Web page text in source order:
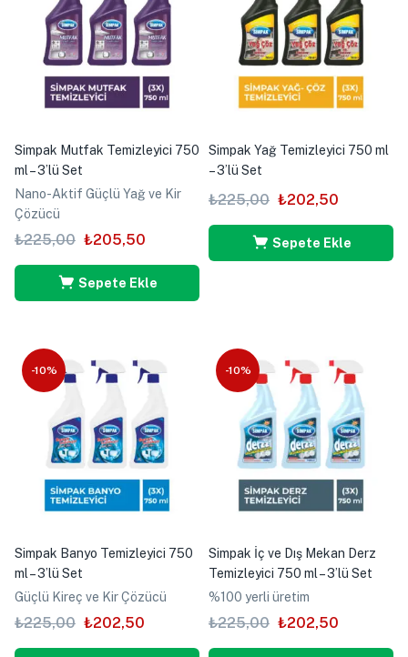
Simpak Mutfak Temizleyici 750
ml – 3’lü Set
Nano-Aktif Güçlü Yağ ve Kir
Çözücü
₺225,00 ₺205,50
Sepete Ekle
Simpak Yağ Temizleyici 750 ml
– 3’lü Set
₺225,00 ₺202,50
Sepete Ekle
-10%
Simpak Banyo Temizleyici 750
ml – 3’lü Set
Güçlü Kireç ve Kir Çözücü
₺225,00 ₺202,50
-10%
Simpak İç ve Dış Mekan Derz
Temizleyici 750 ml – 3’lü Set
%100 yerli üretim
₺225,00 ₺202,50